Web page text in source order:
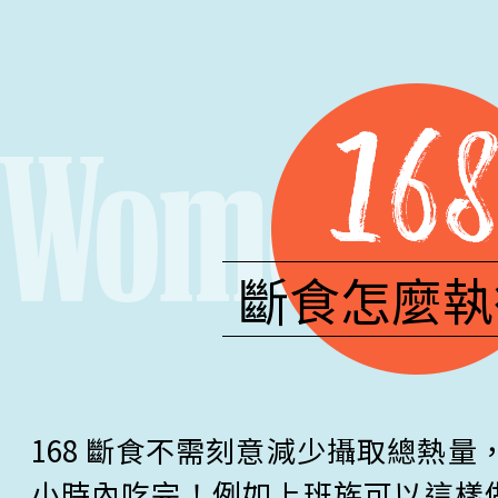
斷食怎麼
168 斷食不需刻意減少攝取總熱量